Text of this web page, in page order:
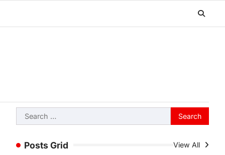
Search
for:
Posts Grid View All